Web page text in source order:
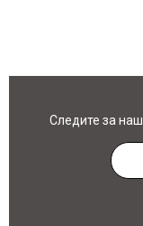
Следите за